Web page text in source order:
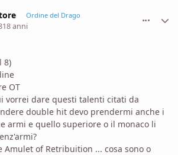
Ordine del Drago
18 anni
8)
OT
vorrei dare questi talenti citati da
double hit devo prendermi anche i
armi e quello superiore o il monaco li
Amulet of Retribuition ... cosa sono o